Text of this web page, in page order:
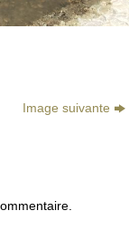
Image suivante